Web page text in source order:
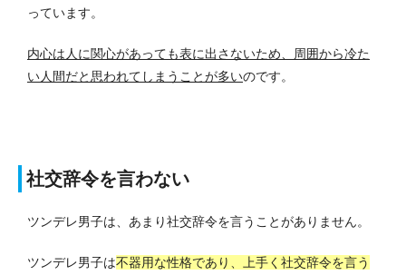
っています。
内心は人に関心があっても表に出さないため、周囲から冷た
い人間だと思われてしまうことが多いのです。
社交辞令を言わない
ツンデレ男子は、あまり社交辞令を言うことがありません。
ツンデレ男子は不器用な性格であり、上手く社交辞令を言う